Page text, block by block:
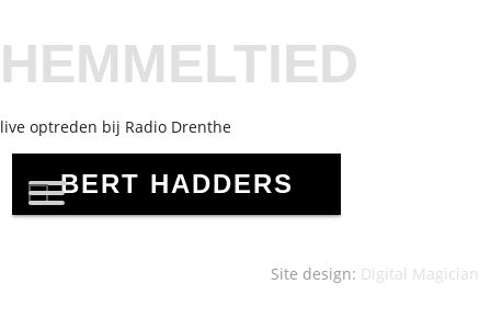
HEMMELTIED
live optreden bij Radio Drenthe
Site design: Digital Magician